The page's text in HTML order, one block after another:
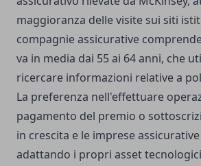
maggioranza delle visite sui siti
compagnie assicurative
va in media dai 55 ai 64 anni, che
ricercare informazioni relative a
La preferenza nell'effettuare
pagamento del premio o
in crescita e le imprese
adattando i propri asset